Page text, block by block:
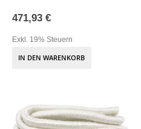
471,93 €
Exkl. 19% Steuern
IN DEN WARENKORB